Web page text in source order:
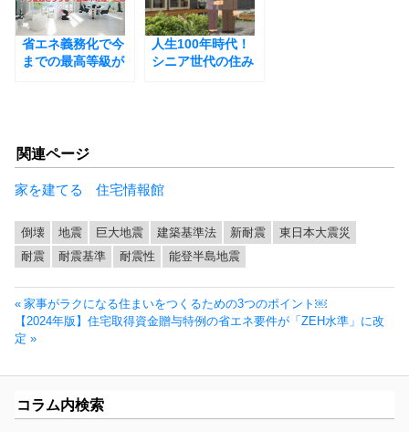
省エネ義務化で今
までの最高等級が
人生100年時代！
シニア世代の住み
関連ページ
家を建てる 住宅情報館
倒壊 地震 巨大地震 建築基準法 新耐震
東日本大震災
耐震
耐震基準 耐震性 能登半島地震
投
稿
ナ
シ
ョ
前
の
投
家事がラクになる住まいをつくるための3つのポイント￼
次
の
【2024年版】住宅取得資金贈与特例の省エネ要件が「ZEH水準」に改
定
コラム内検索